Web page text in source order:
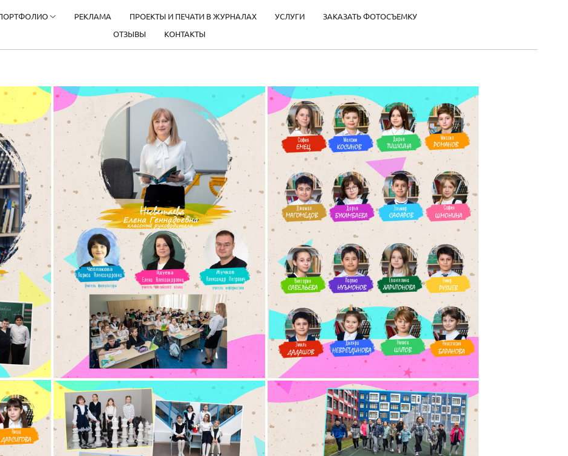
РЕКЛАМА ПРОЕКТЫ И ПЕЧАТИ В ЖУРНАЛАХ УСЛУГИ
ЗАКАЗАТЬ ФОТОСЪЕМКУ
ОТЗЫВЫ
КОНТАКТЫ